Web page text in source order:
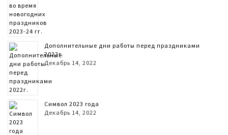
Дополнительные дни работы перед праздниками
2022г.
Декабрь 14, 2022
Символ 2023 года
Декабрь 14, 2022